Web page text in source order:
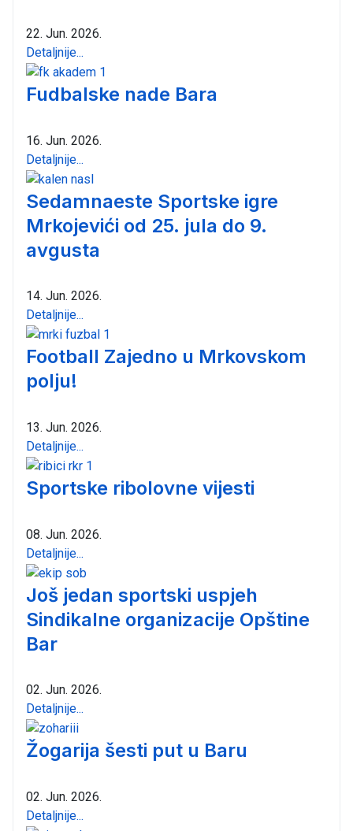
22. Jun. 2026.
Detaljnije...
Fudbalske nade Bara
16. Jun. 2026.
Detaljnije...
Sedamnaeste Sportske igre
Mrkojevići od 25. jula do 9.
avgusta
14. Jun. 2026.
Detaljnije...
Football Zajedno u Mrkovskom
polju!
13. Jun. 2026.
Detaljnije...
Sportske ribolovne vijesti
08. Jun. 2026.
Detaljnije...
Još jedan sportski uspjeh
Sindikalne organizacije Opštine
Bar
02. Jun. 2026.
Detaljnije...
Žogarija šesti put u Baru
02. Jun. 2026.
Detaljnije...